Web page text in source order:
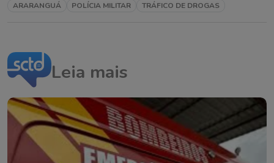
ARARANGUÁ POLÍCIA MILITAR TRÁFICO DE DROGAS
Leia mais